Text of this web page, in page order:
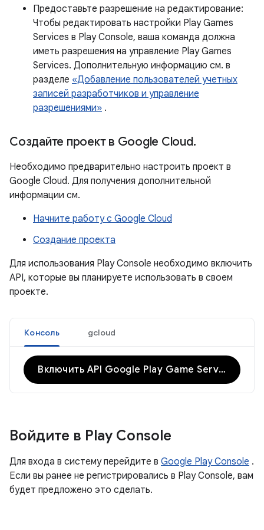
Предоставьте разрешение на редактирование:
Чтобы редактировать настройки Play Games
Services в Play Console, ваша команда должна
иметь разрешения на управление Play Games
Services. Дополнительную информацию см. в
разделе «Добавление пользователей учетных
записей разработчиков и управление
разрешениями» .
Создайте проект в Google Cloud.
Необходимо предварительно настроить проект в
Google Cloud. Для получения дополнительной
информации см.
Начните работу с Google Cloud
Создание проекта
Для использования Play Console необходимо включить
API, которые вы планируете использовать в своем
проекте.
Консоль gcloud
Включить API Google Play Game Services
Войдите в Play Console
Для входа в систему перейдите в Google Play Console .
Если вы ранее не регистрировались в Play Console, вам
будет предложено это сделать.